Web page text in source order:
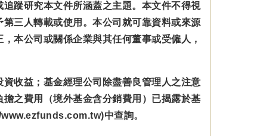
蹤研究本文件所涵蓋之主題。本文件不得視
三人轉載或使用。本公司就可靠資料或來源
本公司或關係企業與其任何董事或受僱人，
收益；基金經理公司除盡善良管理人之注意
之費用（境外基金含分銷費用）已揭露於基
中查詢。